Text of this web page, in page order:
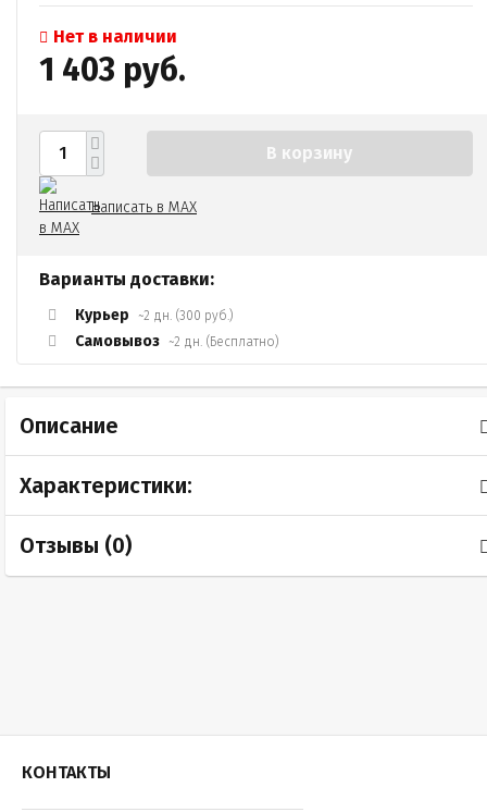
Нет в наличии
1 403 руб.
В корзину
Написать в MAX
Варианты доставки:
Курьер ~2 дн. (300 руб.)
Самовывоз ~2 дн. (Бесплатно)
Описание
Характеристики:
Отзывы (0)
КОНТАКТЫ